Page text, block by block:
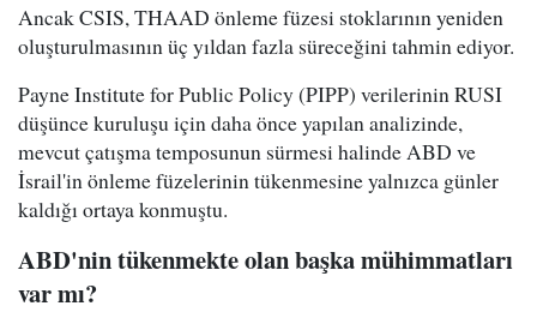
Ancak CSIS, THAAD önleme füzesi stoklarının yeniden
oluşturulmasının üç yıldan fazla süreceğini tahmin ediyor.
Payne Institute for Public Policy (PIPP) verilerinin RUSI
düşünce kuruluşu için daha önce yapılan analizinde,
mevcut çatışma temposunun sürmesi halinde ABD ve
İsrail'in önleme füzelerinin tükenmesine yalnızca günler
kaldığı ortaya konmuştu.
ABD'nin tükenmekte olan başka mühimmatları
var mı?